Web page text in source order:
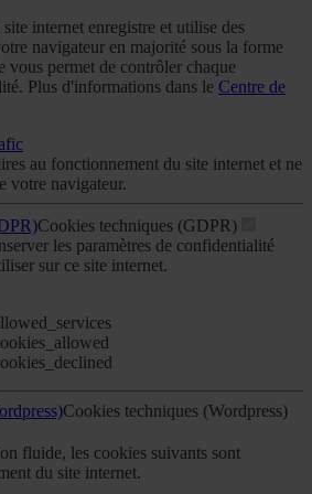
internet enregistre et utilise des
navigateur en majorité sous la forme
vous permet de contrôler chaque
Plus d'informations dans le Centre de
au fonctionnement du site internet et ne
votre navigateur.
Cookies techniques (GDPR)
les paramètres de confidentialité
sur ce site internet.
Cookies techniques (Wordpress)
fluide, les cookies suivants sont
du site internet.